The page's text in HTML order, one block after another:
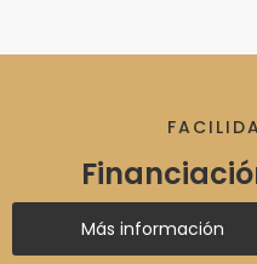
Más información